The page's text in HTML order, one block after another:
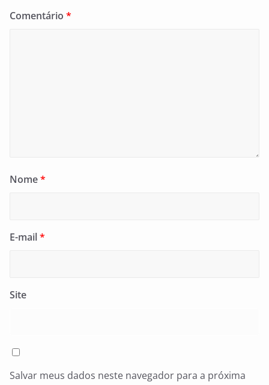
Comentário *
Nome*
E-mail*
Site
Salvar meus dados neste navegador para a próxima